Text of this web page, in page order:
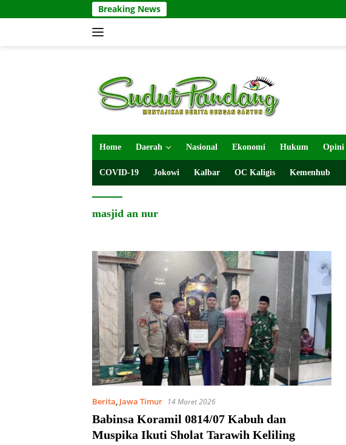
ke
Breaking News
Home Daerah Nasional Ekonomi Hukum Opini
COVID-19 Jokowi Kalbar OC Kaligis Kemenhub
masjid an nur
Berita, Jawa Timur 14 Maret 2026
Babinsa Koramil 0814/07 Kabuh dan
Muspika Ikuti Sholat Tarawih Keliling